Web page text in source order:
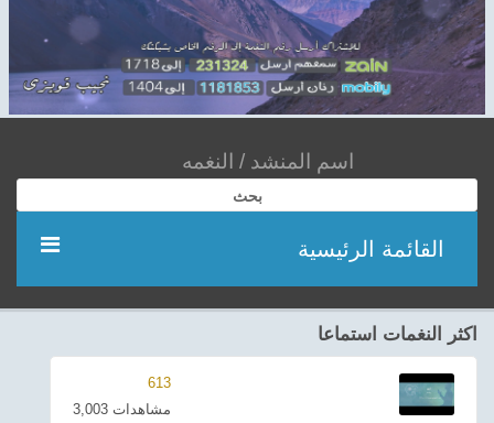
بحث
القائمة الرئيسية
مؤديين
شعر
اكثر النغمات استماعا
613
3,003 مشاهدات